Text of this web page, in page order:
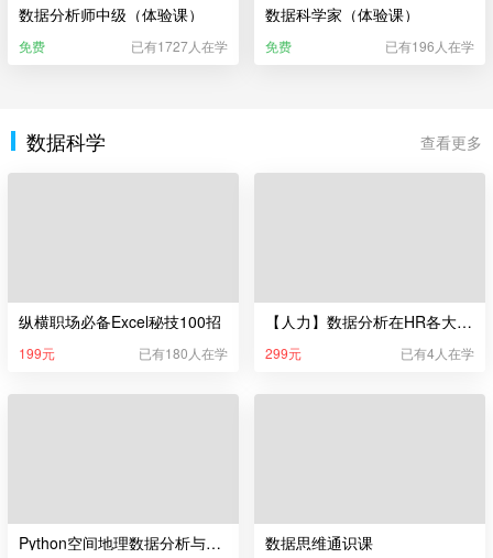
数据分析师中级（体验课）
免费 已有1727人在学
数据科学家（体验课）
免费 已有196人在学
数据科学 查看更多
纵横职场必备Excel秘技100招
199元 已有180人在学
【人力】数据分析在HR各大模块的实操演练
299元 已有4人在学
Python空间地理数据分析与可视化 数据思维通识课